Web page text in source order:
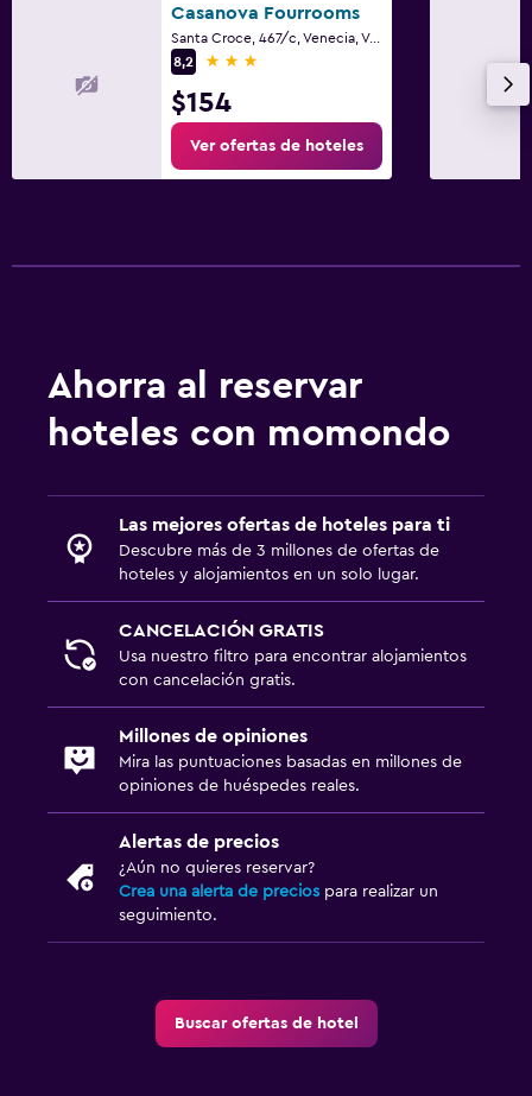
Casanova Fourrooms
Santa Croce, 467/c, Venecia, Véneto
8,2
3 estrellas
$154
Ver ofertas de hoteles
Ahorra al reservar
hoteles con momondo
Las mejores ofertas de hoteles para ti
Descubre más de 3 millones de ofertas de
hoteles y alojamientos en un solo lugar.
CANCELACIÓN GRATIS
Usa nuestro filtro para encontrar alojamientos
con cancelación gratis.
Millones de opiniones
Mira las puntuaciones basadas en millones de
opiniones de huéspedes reales.
Alertas de precios
¿Aún no quieres reservar?
Crea una alerta de precios para realizar un
seguimiento.
Buscar ofertas de hotel